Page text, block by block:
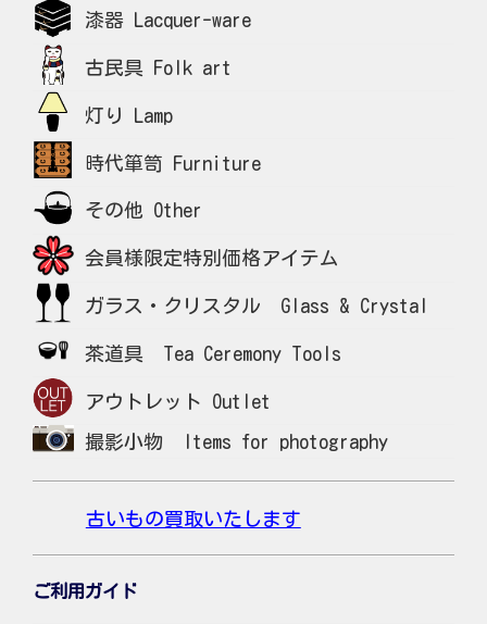
漆器 Lacquer-ware
古民具 Folk art
灯り Lamp
時代箪笥 Furniture
その他 Other
会員様限定特別価格アイテム
ガラス・クリスタル Glass & Crystal
茶道具 Tea Ceremony Tools
アウトレット Outlet
撮影小物 Items for photography
古いもの買取いたします
ご利用ガイド